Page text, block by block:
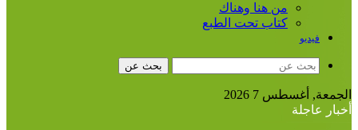
من هنا وهناك
كتاب تحت الطبع
فيديو
بحث عن
الجمعة, أغسطس 7 2026
أخبار عاجلة